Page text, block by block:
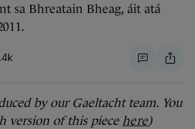
sa Bhreatain Bheag, áit atá
by our Gaeltacht team. You
version of this piece here)